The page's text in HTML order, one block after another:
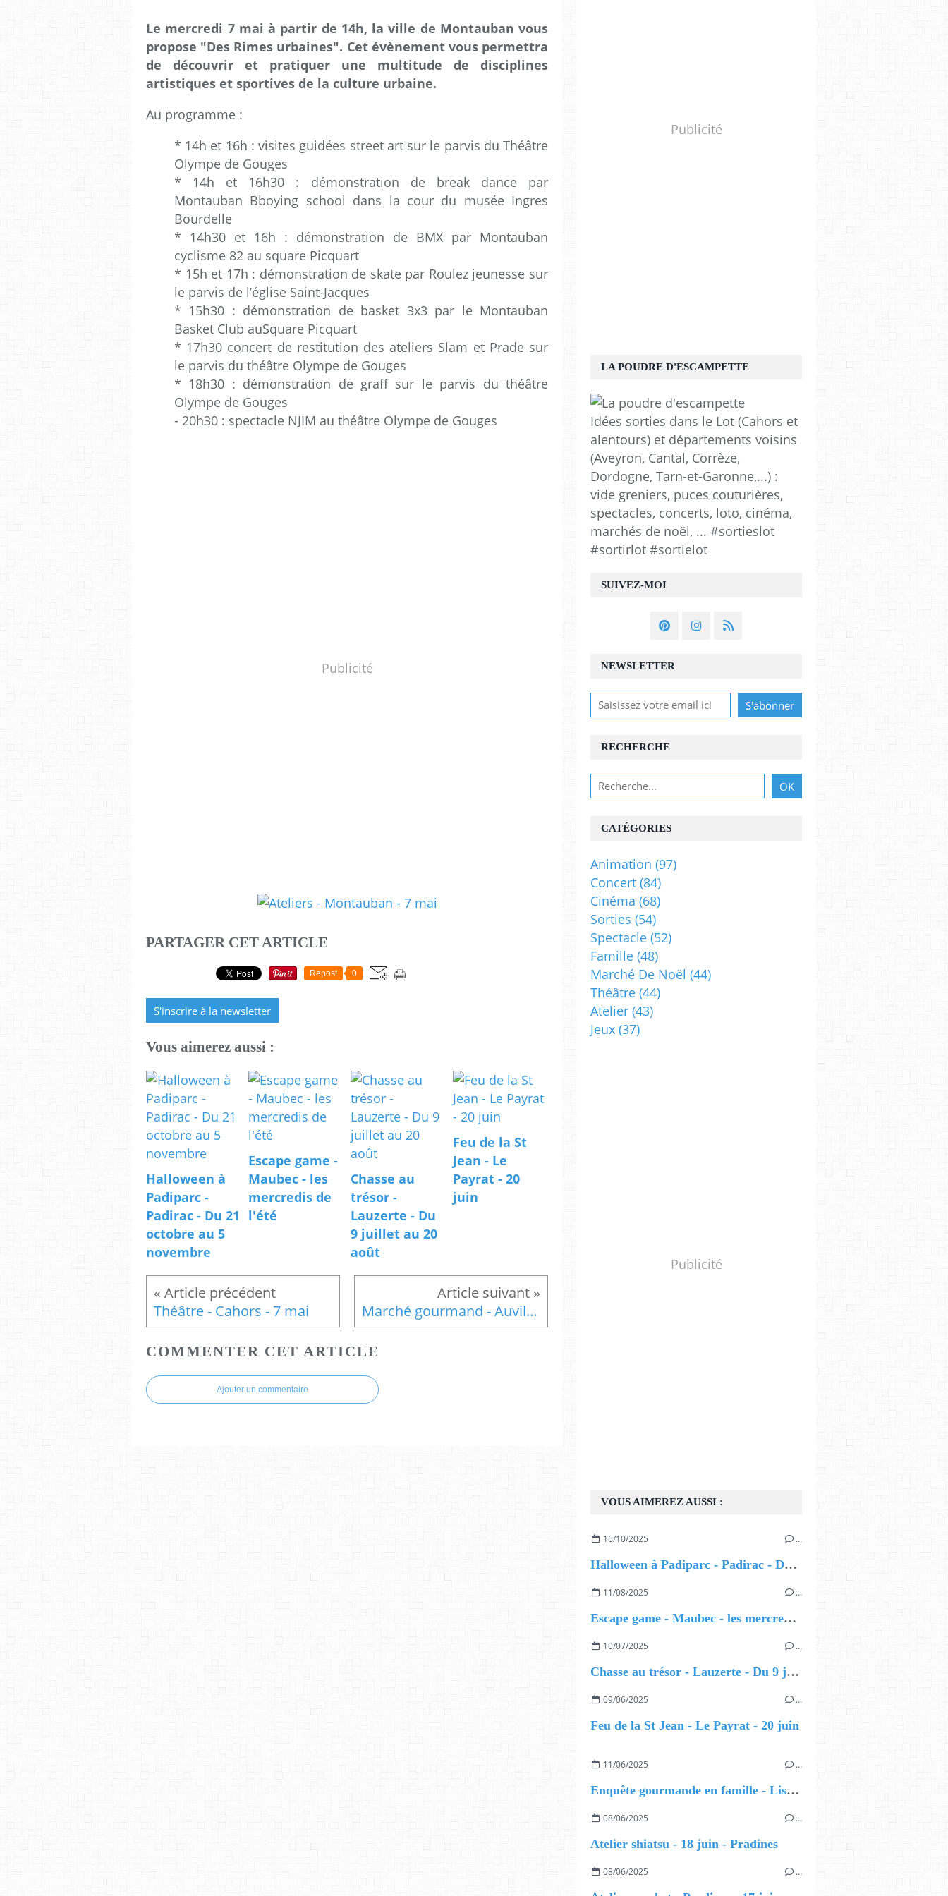
Le mercredi 7 mai à partir de 14h, la ville de Montauban vous
propose "Des Rimes urbaines". Cet évènement vous permettra
de découvrir et pratiquer une multitude de disciplines
artistiques et sportives de la culture urbaine.
Au programme :
* 14h et 16h : visites guidées street art sur le parvis du Théâtre
Olympe de Gouges
* 14h et 16h30 : démonstration de break dance par
Montauban Bboying school dans la cour du musée Ingres
Bourdelle
* 14h30 et 16h : démonstration de BMX par Montauban
cyclisme 82 au square Picquart
* 15h et 17h : démonstration de skate par Roulez jeunesse sur
le parvis de l’église Saint-Jacques
* 15h30 : démonstration de basket 3x3 par le Montauban
Basket Club auSquare Picquart
* 17h30 concert de restitution des ateliers Slam et Prade sur
le parvis du théâtre Olympe de Gouges
* 18h30 : démonstration de graff sur le parvis du théâtre
Olympe de Gouges
- 20h30 : spectacle NJIM au théâtre Olympe de Gouges
Publicité
PARTAGER CET ARTICLE
Repost 0
S'inscrire à la newsletter
Vous aimerez aussi :
Halloween à
Padiparc -
Padirac - Du 21
octobre au 5
novembre
Escape game -
Maubec - les
mercredis de
l'été
Chasse au
trésor -
Lauzerte - Du
9 juillet au 20
août
Feu de la St
Jean - Le
Payrat - 20
juin
Théâtre - Cahors - 7 mai Marché gourmand - Auvillar - 7 mai
COMMENTER CET ARTICLE
Ajouter un commentaire
Publicité
NEWSLETTER
SUIVEZ-MOI
RECHERCHE
LA POUDRE D'ESCAMPETTE
Idées sorties dans le Lot (Cahors et
alentours) et départements voisins
(Aveyron, Cantal, Corrèze,
Dordogne, Tarn-et-Garonne,...) :
vide greniers, puces couturières,
spectacles, concerts, loto, cinéma,
marchés de noël, ... #sortieslot
#sortirlot #sortielot
Publicité
VOUS AIMEREZ AUSSI :
16/10/2025 …
Halloween à Padiparc - Padirac - Du 21 octobre au 5 novembre
11/08/2025 …
Escape game - Maubec - les mercredis de l'été
10/07/2025 …
Chasse au trésor - Lauzerte - Du 9 juillet au 20 août
09/06/2025 …
Feu de la St Jean - Le Payrat - 20 juin
11/06/2025 …
Enquête gourmande en famille - Lissac et Mouret - 21 juin
08/06/2025 …
Atelier shiatsu - 18 juin - Pradines
08/06/2025 …
CATÉGORIES
Animation (97)
Concert (84)
Cinéma (68)
Sorties (54)
Spectacle (52)
Famille (48)
Marché De Noël (44)
Théâtre (44)
Atelier (43)
Jeux (37)